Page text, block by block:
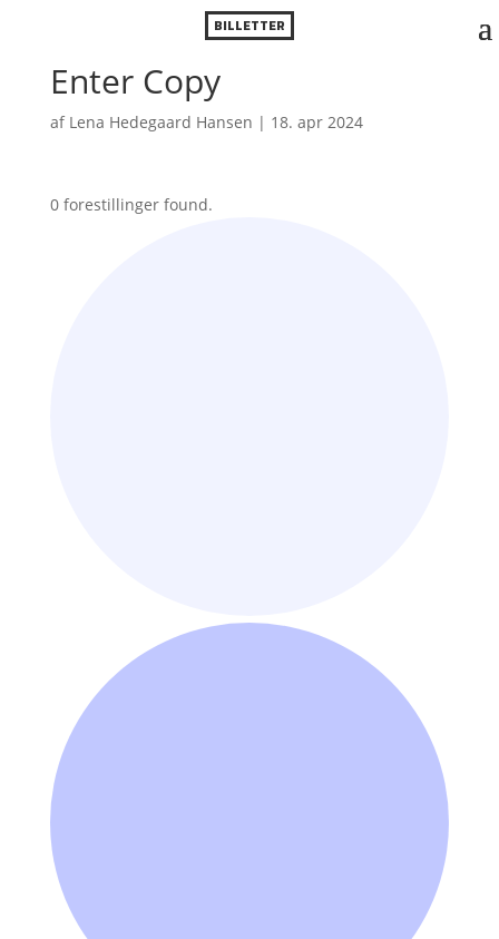
BILLETTER
Enter Copy
af Lena Hedegaard Hansen | 18. apr 2024
0 forestillinger found.